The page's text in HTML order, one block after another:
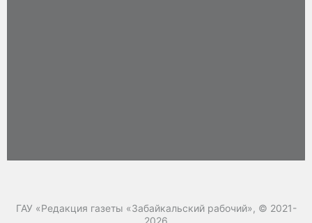
ГАУ «Редакция газеты «Забайкальский рабочий», © 2021-
2026